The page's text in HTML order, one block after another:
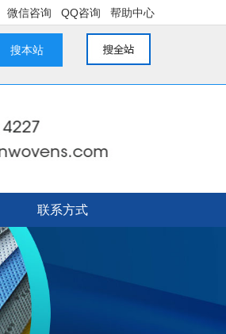
微信咨询 QQ咨询 帮助中心
搜本站
联系方式